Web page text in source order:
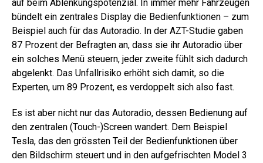
auf beim Ablenkungspotenzial. In immer mehr Fahrzeugen
bündelt ein zentrales Display die Bedienfunktionen – zum
Beispiel auch für das Autoradio. In der AZT-Studie gaben
87 Prozent der Befragten an, dass sie ihr Autoradio über
ein solches Menü steuern, jeder zweite fühlt sich dadurch
abgelenkt. Das Unfallrisiko erhöht sich damit, so die
Experten, um 89 Prozent, es verdoppelt sich also fast.
Es ist aber nicht nur das Autoradio, dessen Bedienung auf
den zentralen (Touch-)Screen wandert. Dem Beispiel
Tesla, das den grössten Teil der Bedienfunktionen über
den Bildschirm steuert und in den aufgefrischten Model 3